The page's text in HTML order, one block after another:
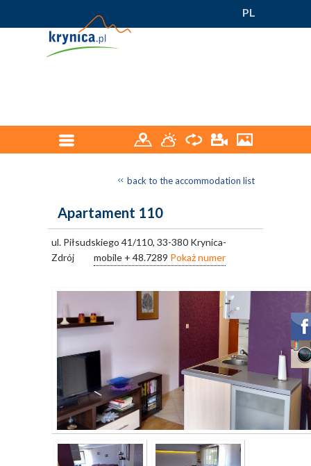
PL
back to the accommodation list
Apartament 110
ul. Piłsudskiego 41/110, 33-380 Krynica-
Zdrój
mobile + 48.7289 Pokaż numer